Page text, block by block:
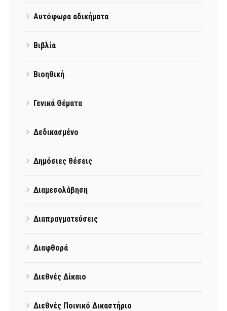
Αυτόφωρα αδικήματα
Βιβλία
Βιοηθική
Γενικά Θέματα
Δεδικασμένο
Δημόσιες θέσεις
Διαμεσολάβηση
Διαπραγματεύσεις
Διαφθορά
Διεθνές Δίκαιο
Διεθνές Ποινικό Δικαστήριο